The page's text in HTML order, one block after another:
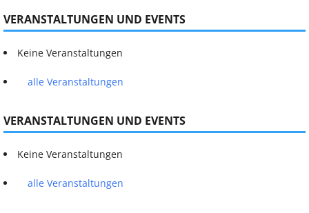
VERANSTALTUNGEN UND EVENTS
Keine Veranstaltungen
alle Veranstaltungen
VERANSTALTUNGEN UND EVENTS
Keine Veranstaltungen
alle Veranstaltungen